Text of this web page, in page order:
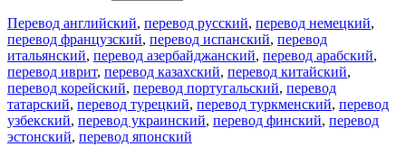
Перевод английский, перевод русский, перевод немецкий,
перевод французский, перевод испанский, перевод
итальянский, перевод азербайджанский, перевод арабский,
перевод иврит, перевод казахский, перевод китайский,
перевод корейский, перевод португальский, перевод
татарский, перевод турецкий, перевод туркменский, перевод
узбекский, перевод украинский, перевод финский, перевод
эстонский, перевод японский